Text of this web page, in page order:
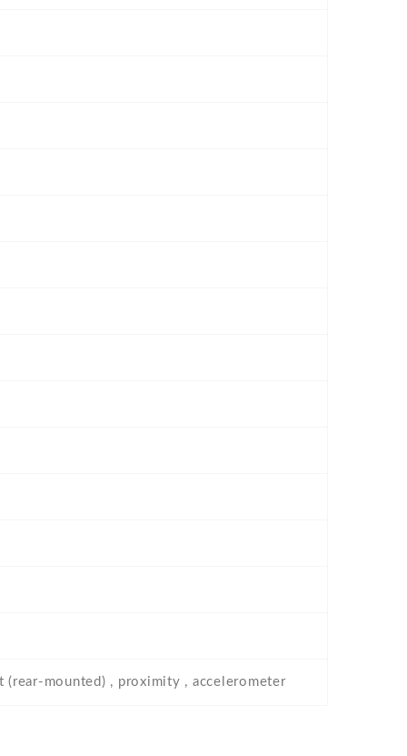
(rear-mounted) , proximity , accelerometer